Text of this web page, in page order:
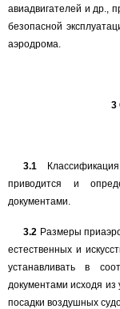
авиадвигателей и др.,
безопасной
аэродрома.
3
3.1
приводится и
документами.
3.2 Размеры
естественных и
устанавливать в
документами исходя из
посадки воздушных